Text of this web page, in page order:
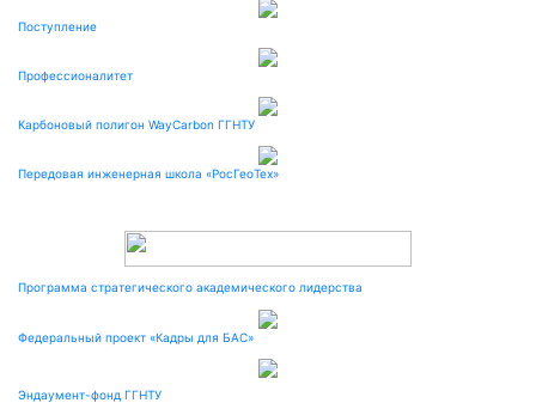
Поступление
Профессионалитет
Карбоновый полигон WayCarbon ГГНТУ
Передовая инженерная школа «РосГеоТех»
Программа стратегического академического лидерства
Федеральный проект «Кадры для БАС»
Эндаумент-фонд ГГНТУ